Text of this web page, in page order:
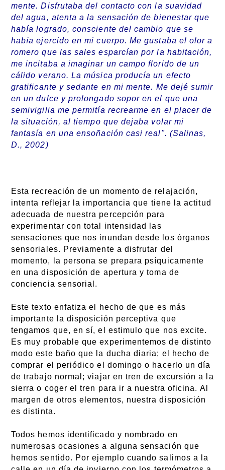
mente. Disfrutaba del contacto con la suavidad
del agua, atenta a la sensación de bienestar que
había logrado, consciente del cambio que se
había ejercido en mi cuerpo. Me gustaba el olor a
romero que las sales esparcían por la habitación,
me incitaba a imaginar un campo florido de un
cálido verano. La música producía un efecto
gratificante y sedante en mi mente. Me dejé sumir
en un dulce y prolongado sopor en el que una
semivigilia me permitía recrearme en el placer de
la situación, al tiempo que dejaba volar mi
fantasía en una ensoñación casi real". (Salinas,
D., 2002)
Esta recreación de un momento de relajación,
intenta reflejar la importancia que tiene la actitud
adecuada de nuestra percepción para
experimentar con total intensidad las
sensaciones que nos inundan desde los órganos
sensoriales. Previamente a disfrutar del
momento, la persona se prepara psíquicamente
en una disposición de apertura y toma de
conciencia sensorial.
Este texto enfatiza el hecho de que es más
importante la disposición perceptiva que
tengamos que, en sí, el estimulo que nos excite.
Es muy probable que experimentemos de distinto
modo este baño que la ducha diaria; el hecho de
comprar el periódico el domingo o hacerlo un día
de trabajo normal; viajar en tren de excursión a la
sierra o coger el tren para ir a nuestra oficina. Al
margen de otros elementos, nuestra disposición
es distinta.
Todos hemos identificado y nombrado en
numerosas ocasiones a alguna sensación que
hemos sentido. Por ejemplo cuando salimos a la